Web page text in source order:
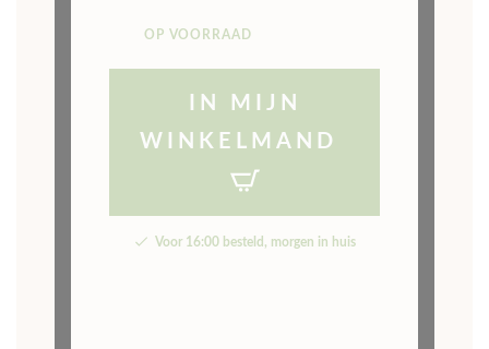
IN MIJN
Voor 16:00 besteld, morgen in huis